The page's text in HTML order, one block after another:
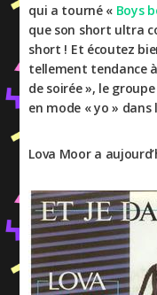
qui a tourné « Boys
que son short ultra
short ! Et écoutez
tellement tendance à
de soirée », le
en mode « yo »
Lova Moor a